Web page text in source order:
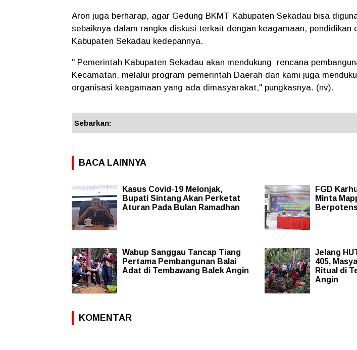
Aron juga berharap, agar Gedung BKMT Kabupaten Sekadau bisa
sebaiknya dalam rangka diskusi terkait dengan keagamaan, pendidikan
Kabupaten Sekadau kedepannya.
" Pemerintah Kabupaten Sekadau akan mendukung rencana
Kecamatan, melalui program pemerintah Daerah dan kami juga
organisasi keagamaan yang ada dimasyarakat," pungkasnya. (nv).
Sebarkan:
BACA LAINNYA
Kasus Covid-19 Melonjak,
Bupati Sintang Akan Perketat
Aturan Pada Bulan Ramadhan
FGD
Minta
Wabup Sanggau Tancap Tiang
Pertama Pembangunan Balai
Adat di Tembawang Balek Angin
Jelang
405,
Ritual di
Angin
KOMENTAR